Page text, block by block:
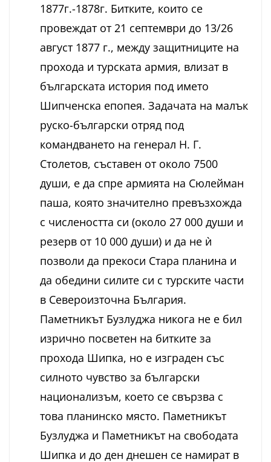
1877г.-1878г. Битките, които се
провеждат от 21 септември до 13/26
август 1877 г., между защитниците на
прохода и турската армия, влизат в
българската история под името
Шипченска епопея. Задачата на малък
руско-български отряд под
командването на генерал Н. Г.
Столетов, съставен от около 7500
души, е да спре армията на Сюлейман
паша, която значително превъзхожда
с числеността си (около 27 000 души и
резерв от 10 000 души) и да не ѝ
позволи да прекоси Стара планина и
да обедини силите си с турските части
в Североизточна България.
Паметникът Бузлуджа никога не е бил
изрично посветен на битките за
прохода Шипка, но е изграден със
силното чувство за български
национализъм, което се свързва с
това планинско място. Паметникът
Бузлуджа и Паметникът на свободата
Шипка и до ден днешен се намират в